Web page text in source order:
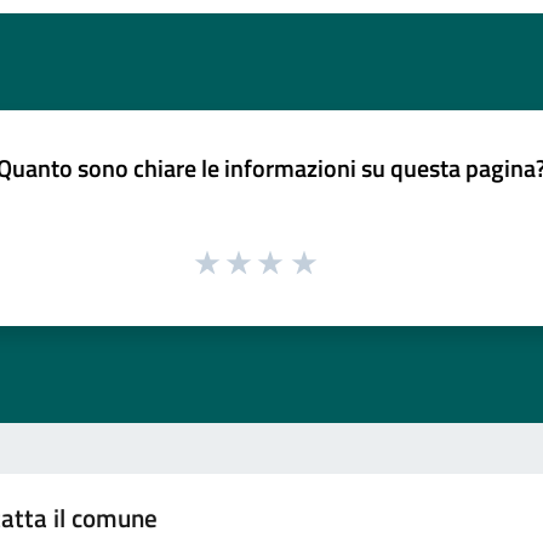
sono chiare le informazioni su questa
il comune